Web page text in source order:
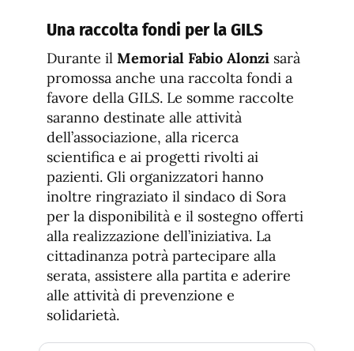
Una raccolta fondi per la GILS
Durante il Memorial Fabio Alonzi sarà
promossa anche una raccolta fondi a
favore della GILS. Le somme raccolte
saranno destinate alle attività
dell’associazione, alla ricerca
scientifica e ai progetti rivolti ai
pazienti. Gli organizzatori hanno
inoltre ringraziato il sindaco di Sora
per la disponibilità e il sostegno offerti
alla realizzazione dell’iniziativa. La
cittadinanza potrà partecipare alla
serata, assistere alla partita e aderire
alle attività di prevenzione e
solidarietà.